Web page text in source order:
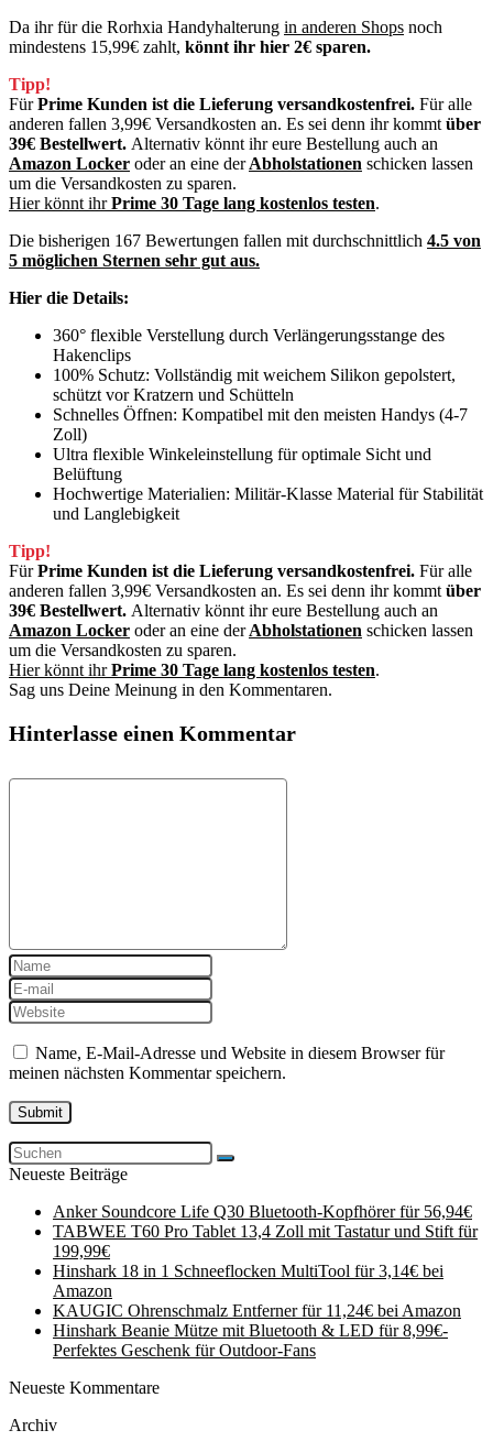
Da ihr für die Rorhxia Handyhalterung in anderen Shops noch
mindestens 15,99€ zahlt, könnt ihr hier 2€ sparen.
Tipp!
FürPrime Kunden ist die Lieferung versandkostenfrei. Für alle
anderen fallen 3,99€ Versandkosten an. Es sei denn ihr kommt über
39€ Bestellwert. Alternativ könnt ihr eure Bestellung auch an
Amazon Locker oder an eine der Abholstationen schicken lassen
um die Versandkosten zu sparen.
Hier könnt ihrPrime 30 Tage lang kostenlos testen.
Die bisherigen 167 Bewertungen fallen mit durchschnittlich 4.5 von
5 möglichen Sternen sehr gut aus.
Hier die Details:
360° flexible Verstellung durch Verlängerungsstange des
Hakenclips
100% Schutz: Vollständig mit weichem Silikon gepolstert,
schützt vor Kratzern und Schütteln
Schnelles Öffnen: Kompatibel mit den meisten Handys (4-7
Zoll)
Ultra flexible Winkeleinstellung für optimale Sicht und
Belüftung
Hochwertige Materialien: Militär-Klasse Material für Stabilität
und Langlebigkeit
Tipp!
FürPrime Kunden ist die Lieferung versandkostenfrei. Für alle
anderen fallen 3,99€ Versandkosten an. Es sei denn ihr kommt über
39€ Bestellwert. Alternativ könnt ihr eure Bestellung auch an
Amazon Locker oder an eine der Abholstationen schicken lassen
um die Versandkosten zu sparen.
Hier könnt ihrPrime 30 Tage lang kostenlos testen.
Sag uns Deine Meinung in den Kommentaren.
Hinterlasse einen Kommentar
Name, E-Mail-Adresse und Website in diesem Browser für
meinen nächsten Kommentar speichern.
Neueste Beiträge
Anker Soundcore Life Q30 Bluetooth-Kopfhörer für 56,94€
TABWEE T60 Pro Tablet 13,4 Zoll mit Tastatur und Stift für
199,99€
Hinshark 18 in 1 Schneeflocken MultiTool für 3,14€ bei
Amazon
KAUGIC Ohrenschmalz Entferner für 11,24€ bei Amazon
Hinshark Beanie Mütze mit Bluetooth & LED für 8,99€-
Perfektes Geschenk für Outdoor-Fans
Neueste Kommentare
Archiv